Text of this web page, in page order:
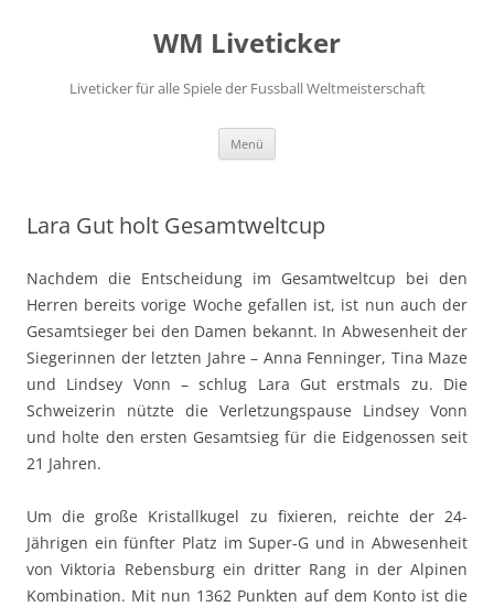
WM Liveticker
Liveticker für alle Spiele der Fussball Weltmeisterschaft
Menü
Lara Gut holt Gesamtweltcup
Nachdem die Entscheidung im Gesamtweltcup bei den
Herren bereits vorige Woche gefallen ist, ist nun auch der
Gesamtsieger bei den Damen bekannt. In Abwesenheit der
Siegerinnen der letzten Jahre – Anna Fenninger, Tina Maze
und Lindsey Vonn – schlug Lara Gut erstmals zu. Die
Schweizerin nützte die Verletzungspause Lindsey Vonn
und holte den ersten Gesamtsieg für die Eidgenossen seit
21 Jahren.
Um die große Kristallkugel zu fixieren, reichte der 24-
Jährigen ein fünfter Platz im Super-G und in Abwesenheit
von Viktoria Rebensburg ein dritter Rang in der Alpinen
Kombination. Mit nun 1362 Punkten auf dem Konto ist die